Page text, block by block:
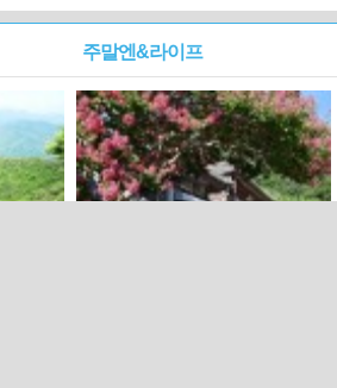
주말엔&라이프